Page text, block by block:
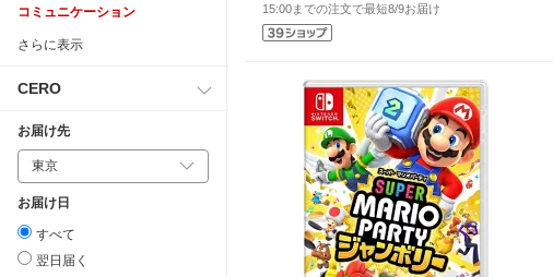
コミュニケーション
さらに表示
CERO
お届け先
お届け日
すべて
翌日届く
15:00までの注文で最短8/9お届け